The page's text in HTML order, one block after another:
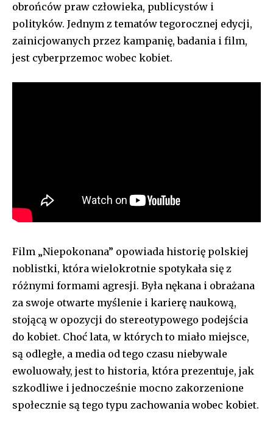
obrońców praw człowieka, publicystów i
polityków. Jednym z tematów tegorocznej edycji,
zainicjowanych przez kampanię, badania i film,
jest cyberprzemoc wobec kobiet.
Film „Niepokonana” opowiada historię polskiej
noblistki, która wielokrotnie spotykała się z
różnymi formami agresji. Była nękana i obrażana
za swoje otwarte myślenie i karierę naukową,
stojącą w opozycji do stereotypowego podejścia
do kobiet. Choć lata, w których to miało miejsce,
są odległe, a media od tego czasu niebywale
ewoluowały, jest to historia, która prezentuje, jak
szkodliwe i jednocześnie mocno zakorzenione
społecznie są tego typu zachowania wobec kobiet.